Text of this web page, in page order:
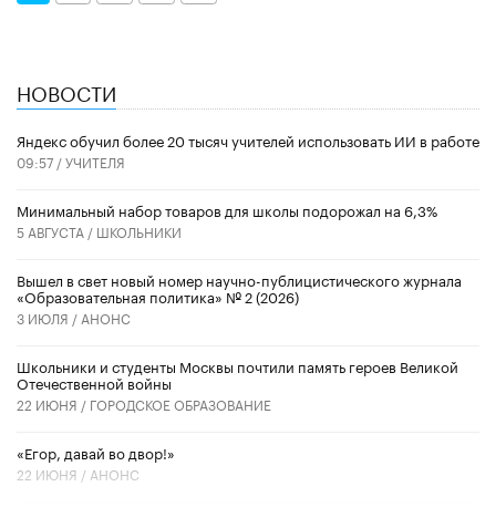
НОВОСТИ
​Яндекс обучил более 20 тысяч учителей использовать ИИ в работе
09:57 /УЧИТЕЛЯ
Минимальный набор товаров для школы подорожал на 6,3%
5 АВГУСТА / ШКОЛЬНИКИ
Вышел в свет новый номер научно-публицистического журнала
«Образовательная политика» № 2 (2026)
3 ИЮЛЯ / АНОНС
Школьники и студенты Москвы почтили память героев Великой
Отечественной войны
22 ИЮНЯ / ГОРОДСКОЕ ОБРАЗОВАНИЕ
«Егор, давай во двор!»
22 ИЮНЯ / АНОНС